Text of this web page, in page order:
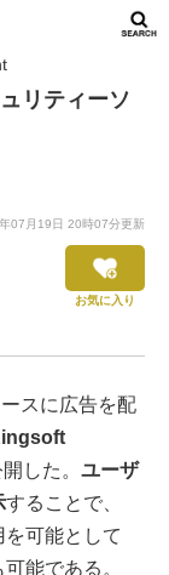
リティーソ
07月19日 20時07分更新
お気に入り
スに広告を配
した。 ユーザ
することで、
を可能として
能である。